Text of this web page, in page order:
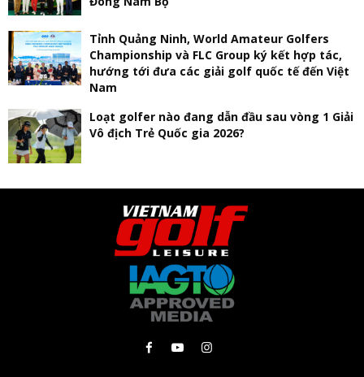
Tỉnh Quảng Ninh, World Amateur Golfers
Championship và FLC Group ký kết hợp tác,
hướng tới đưa các giải golf quốc tế đến Việt
Nam
Loạt golfer nào đang dẫn đầu sau vòng 1 Giải
Vô địch Trẻ Quốc gia 2026?